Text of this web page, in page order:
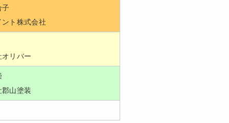
子
ント株式会社
リバー
山塗装